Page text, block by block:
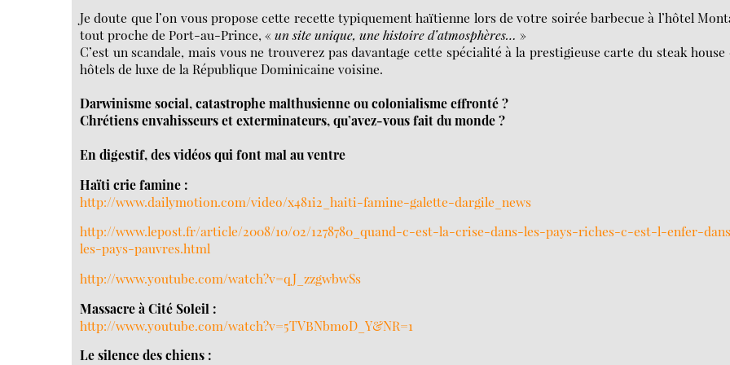
Je doute que l’on vous propose cette recette typiquement haïtienne lors de votre soirée barbecue à l’hôtel
tout proche de Port-au-Prince, «un site unique, une histoire d’atmosphères… »
C’est un scandale, mais vous ne trouverez pas davantage cette spécialité à la prestigieuse carte du steak house
hôtels de luxe de la République Dominicaine voisine.
Darwinisme social, catastrophe malthusienne ou colonialisme effronté ?
Chrétiens envahisseurs et exterminateurs, qu’avez-vous fait du monde ?
En digestif, des vidéos qui font mal au ventre
Haïti crie famine :
http://www.dailymotion.com/video/x481i2_haiti-famine-galette-dargile_news
http://www.lepost.fr/article/2008/10/02/1278780_quand-c-est-la-crise-dans-les-pays-riches-c-est-l-enfer-
les-pays-pauvres.html
http://www.youtube.com/watch?v=qJ_zzgwbwSs
Massacre à Cité Soleil :
http://www.youtube.com/watch?v=5TVBNbmoD_Y&NR=1
Le silence des chiens :